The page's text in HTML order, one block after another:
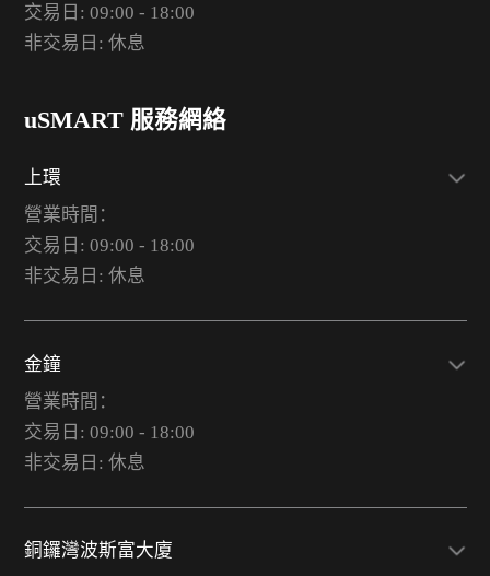
交易日: 09:00 - 18:00
非交易日: 休息
uSMART 服務網絡
上環
營業時間：
交易日: 09:00 - 18:00
非交易日: 休息
金鐘
營業時間：
交易日: 09:00 - 18:00
非交易日: 休息
銅鑼灣波斯富大廈